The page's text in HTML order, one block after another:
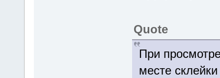
Quote
При
месте